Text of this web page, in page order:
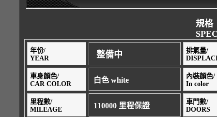
規格
年份/
YEAR
整備中
排氣量/
車身顏色/
CAR COLOR
白色 white
內裝顏色/
In color
里程數/
MILEAGE
110000 里程保證
車門數/
DOORS